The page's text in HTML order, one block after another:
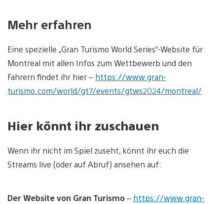
Mehr erfahren
Eine spezielle „Gran Turismo World Series“-Website für
Montreal mit allen Infos zum Wettbewerb und den
Fahrern findet ihr hier – https://www.gran-
turismo.com/world/gt7/events/gtws2024/montreal/
Hier könnt ihr zuschauen
Wenn ihr nicht im Spiel zuseht, könnt ihr euch die
Streams live (oder auf Abruf) ansehen auf:
Der Website von Gran Turismo– https://www.gran-